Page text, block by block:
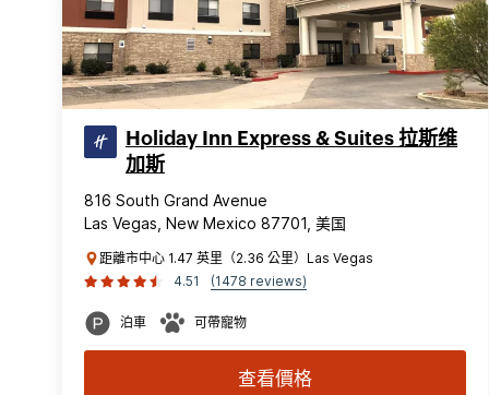
Holiday Inn Express & Suites 拉斯维
加斯
816 South Grand Avenue
Las Vegas, New Mexico 87701, 美国
距離市中心 1.47 英里（2.36 公里）Las Vegas
4.51
(1478 reviews)
泊車 可帶寵物
查看價格